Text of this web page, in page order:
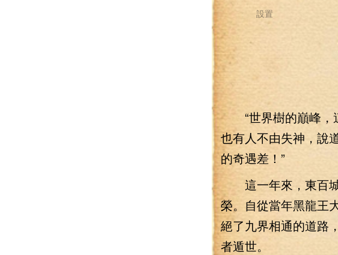
設置
“世界樹的巔峰，這
也有人不由失神，說
的奇遇差！”
這一年來，東百城
榮。自從當年黑龍王
絕了九界相通的道路
者遁世。